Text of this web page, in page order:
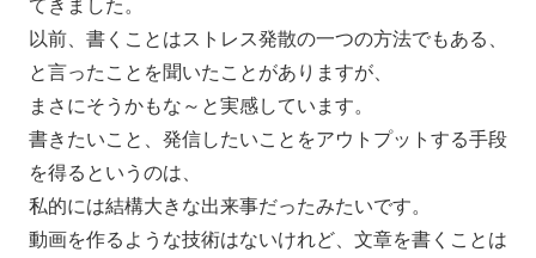
てきました。
以前、書くことはストレス発散の一つの方法でもある、
と言ったことを聞いたことがありますが、
まさにそうかもな～と実感しています。
書きたいこと、発信したいことをアウトプットする手段
を得るというのは、
私的には結構大きな出来事だったみたいです。
動画を作るような技術はないけれど、文章を書くことは